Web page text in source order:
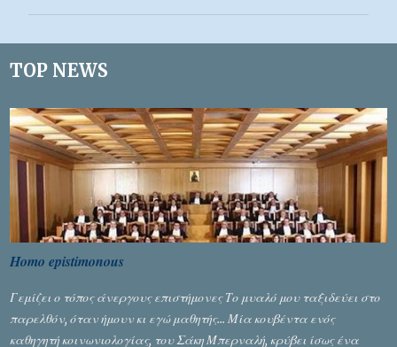
α
TOP NEWS
Homo epistimonous
Γεμίζει ο τόπος άνεργους επιστήμονες Το μυαλό μου ταξιδεύει στο
παρελθόν, όταν ήμουν κι εγώ μαθητής... Μία κουβέντα ενός
καθηγητή κοινωνιολογίας, του Σάκη Μπερναλή, κρύβει ίσως ένα